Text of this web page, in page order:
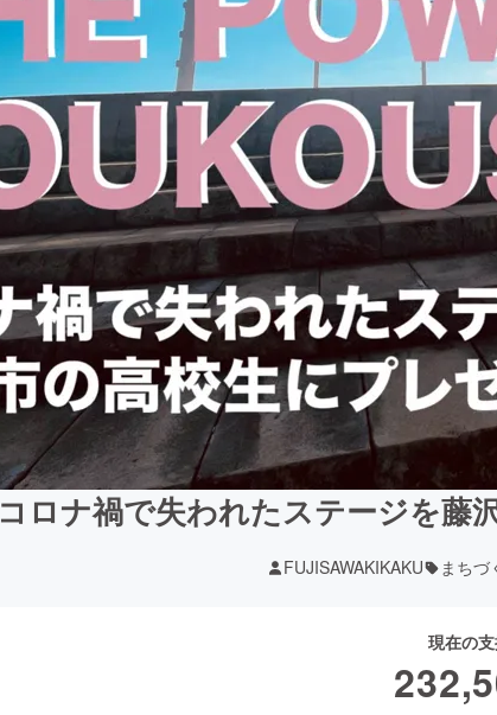
コロナ禍で失われたステージを藤
FUJISAWAKIKAKU まちづ
現在の